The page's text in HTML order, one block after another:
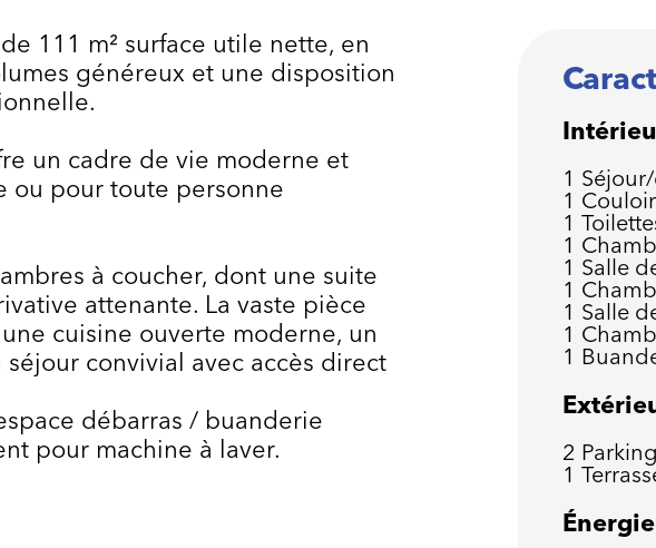
111 m² surface utile nette, en
généreux et une disposition
un cadre de vie moderne et
ou pour toute personne
à coucher, dont une suite
attenante. La vaste pièce
cuisine ouverte moderne, un
convivial avec accès direct
débarras / buanderie
pour machine à laver.
1
1 Couloir
1
1
1 Salle
1
1 Salle
1
1
2
1